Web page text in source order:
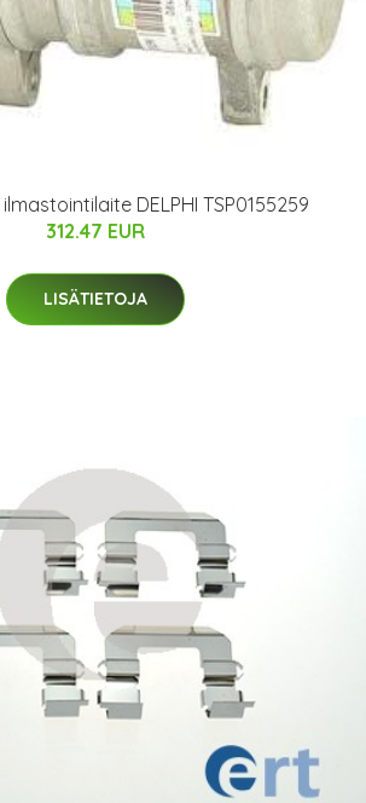
DELPHI TSP0155259
312.47 EUR
LISÄTIETOJA